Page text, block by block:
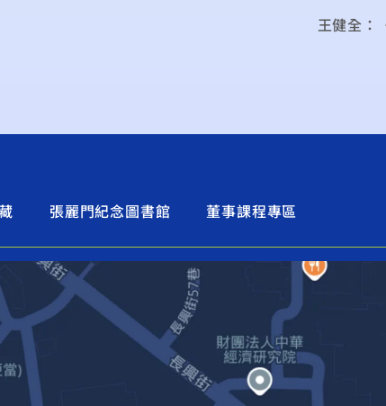
王健全：
張麗門紀念圖書館 董事課程專區